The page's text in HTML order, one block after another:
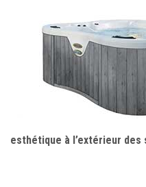
esthétique à l’extérieur des